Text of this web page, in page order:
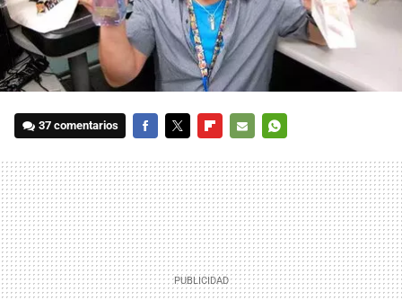
37 comentarios
MAIL